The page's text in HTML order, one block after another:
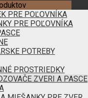
PRE POĽOVNÍKA
PRE POĽOVNÍKA
POTREBY
PROSTRIEDKY
ZVERI A PASCE